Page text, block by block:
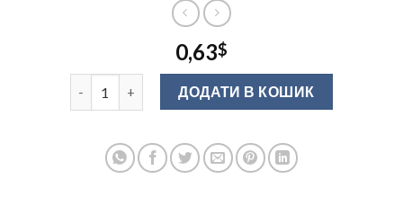
0,63$
Крайка ПВХ МААГ 22/2 венге світлий D12/2 кількість
ДОДАТИ В КОШИК